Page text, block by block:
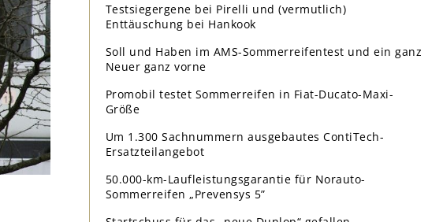
Testsiegergene bei Pirelli und (vermutlich)
Enttäuschung bei Hankook
Soll und Haben im AMS-Sommerreifentest und ein ganz
Neuer ganz vorne
Promobil testet Sommerreifen in Fiat-Ducato-Maxi-
Größe
Um 1.300 Sachnummern ausgebautes ContiTech-
Ersatzteilangebot
50.000-km-Laufleistungsgarantie für Norauto-
Sommerreifen „Prevensys 5”